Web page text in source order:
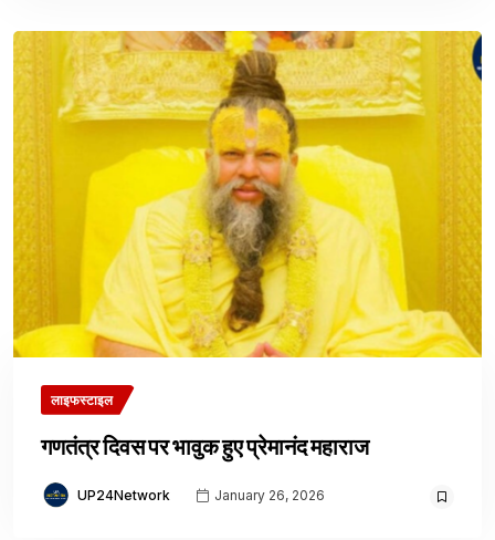
लाइफस्टाइल
गणतंत्र दिवस पर भावुक हुए प्रेमानंद महाराज
UP24Network January 26, 2026